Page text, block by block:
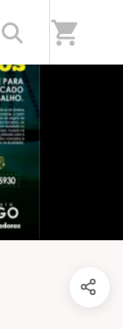
shopping_cart